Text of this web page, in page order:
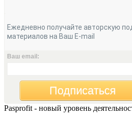
Ежедневно получайте авторскую
материалов на Ваш E-mail
Ваш email:
Подписаться
Pasprofit - новый уровень